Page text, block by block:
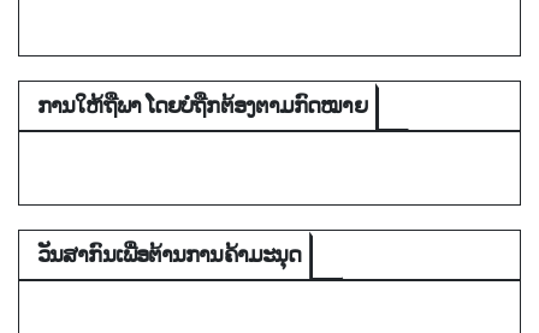
ການໃຫ້ຖືພາ ໂດຍບໍ່ຖືກຕ້ອງຕາມກົດໝາຍ
ວັນສາກົນເພື່ອຕ້ານການຄ້າມະນຸດ